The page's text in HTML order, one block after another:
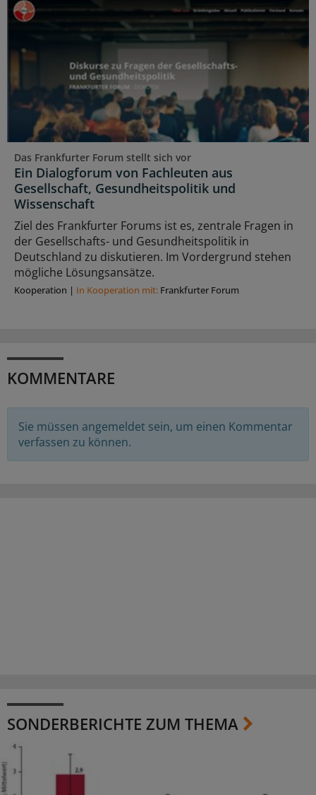
Das Frankfurter Forum stellt sich vor
Ein Dialogforum von Fachleuten aus
Gesellschaft, Gesundheitspolitik und
Wissenschaft
Ziel des Frankfurter Forums ist es, zentrale Fragen in
der Gesellschafts- und Gesundheitspolitik in
Deutschland zu diskutieren. Im Vordergrund stehen
mögliche Lösungsansätze.
Kooperation | In Kooperation mit: Frankfurter Forum
KOMMENTARE
Sie müssen angemeldet sein, um einen Kommentar
verfassen zu können.
SONDERBERICHTE ZUM THEMA